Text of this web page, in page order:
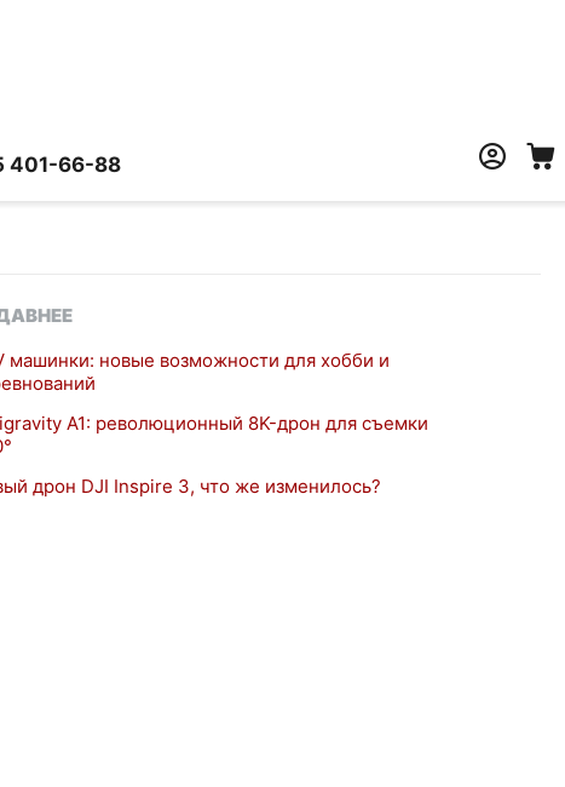
401-66-88
машинки: новые возможности для хобби и
A1: революционный 8K-дрон для съемки
дрон DJI Inspire 3, что же изменилось?